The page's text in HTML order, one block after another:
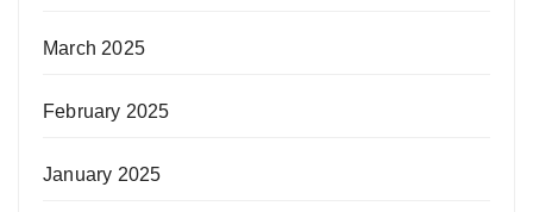
March 2025
February 2025
January 2025